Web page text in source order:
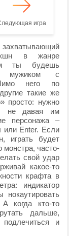
игра
экшн в жанре
ты будешь
мужиком с
него по
такие же
просто: нужно
не давая им
персонажа –
или Enter. Если
играть будет
монстра, часто-
свой удар
какое-то
крафта в
индикатор
нокаутировать
когда кто-то
дальше,
и